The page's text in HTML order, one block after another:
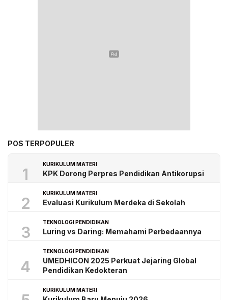
POS TERPOPULER
1
KURIKULUM MATERI
KPK Dorong Perpres Pendidikan Antikorupsi
2
KURIKULUM MATERI
Evaluasi Kurikulum Merdeka di Sekolah
3
TEKNOLOGI PENDIDIKAN
Luring vs Daring: Memahami Perbedaannya
4
TEKNOLOGI PENDIDIKAN
UMEDHICON 2025 Perkuat Jejaring Global
Pendidikan Kedokteran
KURIKULUM MATERI